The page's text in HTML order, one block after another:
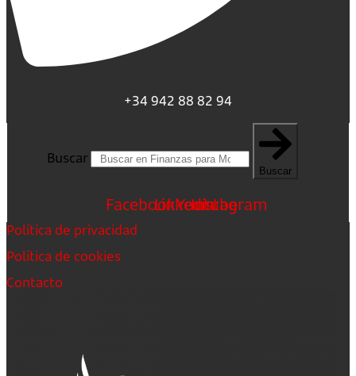
+34 942 88 82 94
Buscar
Buscar
FacebookLinkedin
Youtube
Instagram
Política de privacidad
Política de cookies
Contacto